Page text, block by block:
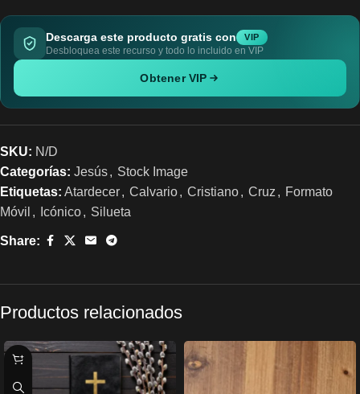
Descarga este producto gratis con VIP
Desbloquea este recurso y todo lo incluido en VIP
Obtener VIP
SKU: N/D
Categorías: Jesús, Stock Image
Etiquetas: Atardecer, Calvario, Cristiano, Cruz , Formato
Móvil , Icónico, Silueta
Share:
Productos relacionados